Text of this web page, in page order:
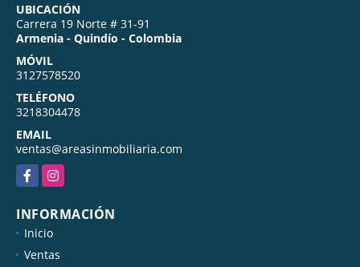
UBICACIÓN
Carrera 19 Norte # 31-91
Armenia - Quindío - Colombia
MÓVIL
3127578520
TELÉFONO
3218304478
EMAIL
ventas@areasinmobiliaria.com
FacebookInstagram
INFORMACIÓN
Inicio
Ventas